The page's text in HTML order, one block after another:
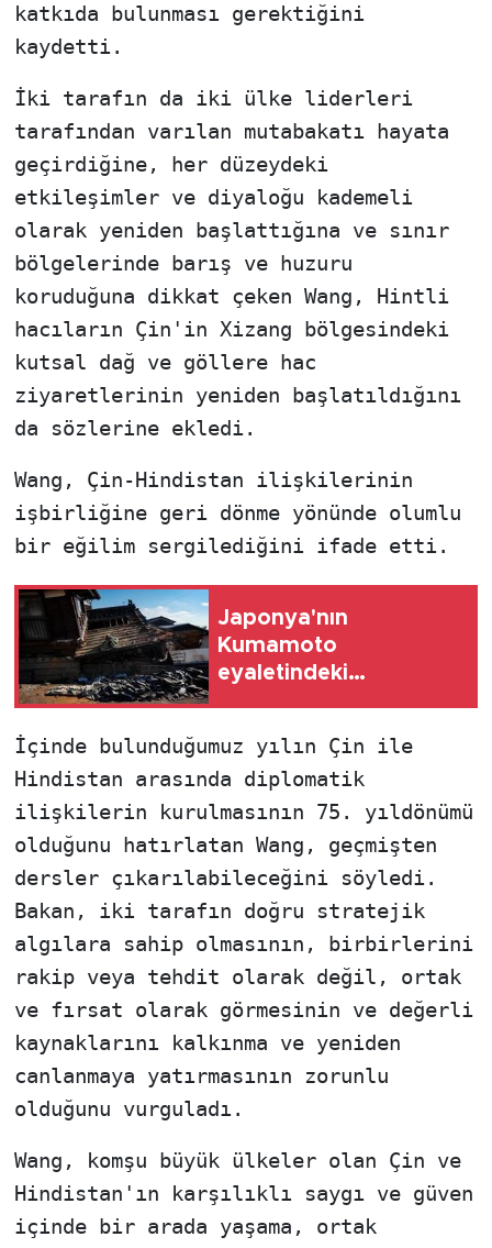
katkıda bulunması gerektiğini
kaydetti.
İki tarafın da iki ülke liderleri
tarafından varılan mutabakatı hayata
geçirdiğine, her düzeydeki
etkileşimler ve diyaloğu kademeli
olarak yeniden başlattığına ve sınır
bölgelerinde barış ve huzuru
koruduğuna dikkat çeken Wang, Hintli
hacıların Çin'in Xizang bölgesindeki
kutsal dağ ve göllere hac
ziyaretlerinin yeniden başlatıldığını
da sözlerine ekledi.
Wang, Çin-Hindistan ilişkilerinin
işbirliğine geri dönme yönünde olumlu
bir eğilim sergilediğini ifade etti.
Japonya'nın
Kumamoto
eyaletindeki
39'a yükseldi
İçinde bulunduğumuz yılın Çin ile
Hindistan arasında diplomatik
ilişkilerin kurulmasının 75. yıldönümü
olduğunu hatırlatan Wang, geçmişten
dersler çıkarılabileceğini söyledi.
Bakan, iki tarafın doğru stratejik
algılara sahip olmasının, birbirlerini
rakip veya tehdit olarak değil, ortak
ve fırsat olarak görmesinin ve değerli
kaynaklarını kalkınma ve yeniden
canlanmaya yatırmasının zorunlu
olduğunu vurguladı.
Wang, komşu büyük ülkeler olan Çin ve
Hindistan'ın karşılıklı saygı ve güven
içinde bir arada yaşama, ortak